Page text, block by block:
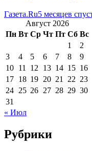
Газета.Ru5 месяцев
Август 2026
Пн Вт Ср Чт Пт Сб Вс
1
2
3
4 5 6 7 8
9
10 11 12 13 14 15 16
17 18 19 20 21 22 23
24 25 26 27 28 29 30
31
« Июл
Рубрики